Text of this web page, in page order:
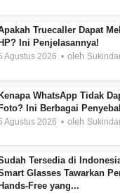
Truecaller Dapat
HP? Ini Penjelasannya!
Agustus 2026 oleh
WhatsApp Tidak
Ini Berbagai
Agustus 2026 oleh
Tersedia di
Glasses Tawarkan
Hands-Free yang...